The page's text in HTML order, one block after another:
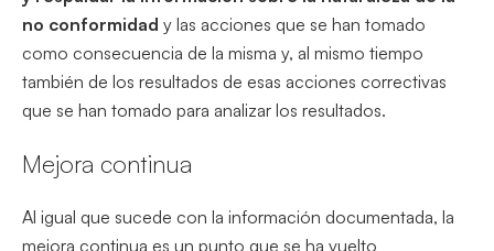
no conformidad y las acciones que se han tomado
como consecuencia de la misma y, al mismo tiempo
también de los resultados de esas acciones correctivas
que se han tomado para analizar los resultados.
Mejora continua
Al igual que sucede con la información documentada, la
mejora continua es un punto que se ha vuelto